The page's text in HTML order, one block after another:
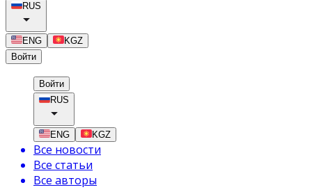
RUS
ENG
KGZ
Войти
Войти
RUS
ENG KGZ
Все новости
Все статьи
Все авторы